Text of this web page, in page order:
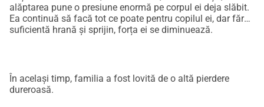
noastră.Vă mulțumim că vă pasă.Vă mulțumim că ajutați o
familie care își dorește doar să trăiască în pace și
demnitate.Cu speranță,Sharif și familia
alăptarea pune o presiune enormă pe corpul ei deja slăbit.
Ea continuă să facă tot ce poate pentru copilul ei, dar fără
suficientă hrană și sprijin, forța ei se diminuează.
În același timp, familia a fost lovită de o altă pierdere
dureroasă.